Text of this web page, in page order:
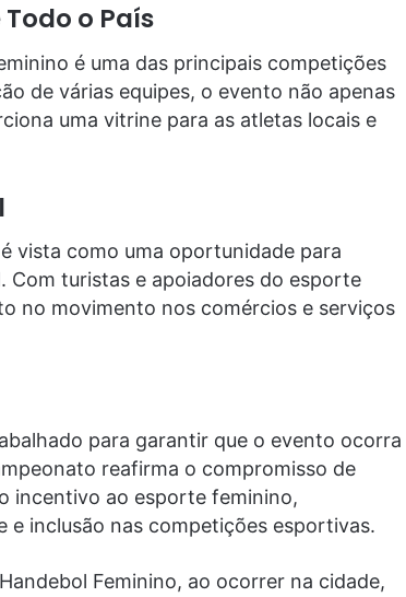
o País
é uma das principais competições
de várias equipes, o evento não apenas
uma vitrine para as atletas locais e
vista como uma oportunidade para
Com turistas e apoiadores do esporte
no movimento nos comércios e serviços
para garantir que o evento ocorra
reafirma o compromisso de
incentivo ao esporte feminino,
inclusão nas competições esportivas.
Feminino, ao ocorrer na cidade,